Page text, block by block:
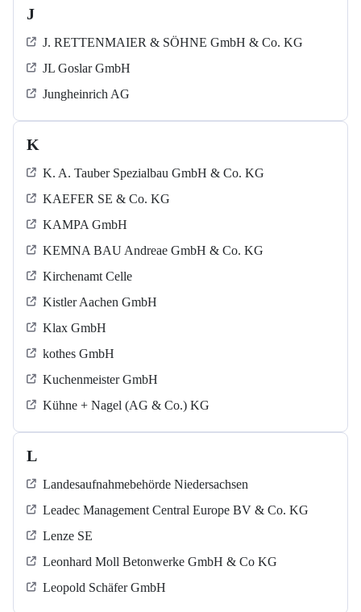
J
J. RETTENMAIER & SÖHNE GmbH & Co. KG
JL Goslar GmbH
Jungheinrich AG
K
K. A. Tauber Spezialbau GmbH & Co. KG
KAEFER SE & Co. KG
KAMPA GmbH
KEMNA BAU Andreae GmbH & Co. KG
Kirchenamt Celle
Kistler Aachen GmbH
Klax GmbH
kothes GmbH
Kuchenmeister GmbH
Kühne + Nagel (AG & Co.) KG
L
Landesaufnahmebehörde Niedersachsen
Leadec Management Central Europe BV & Co. KG
Lenze SE
Leonhard Moll Betonwerke GmbH & Co KG
Leopold Schäfer GmbH